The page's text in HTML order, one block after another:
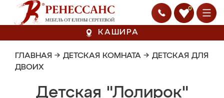
0
КАШИРА
ГЛАВНАЯ → ДЕТСКАЯ КОМНАТА → ДЕТСКАЯ ДЛЯ
ДВОИХ
Детская "Лолирок"